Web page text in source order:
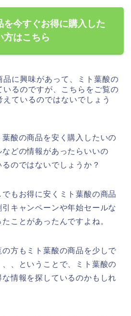
を今すぐお得に購入した
方はこちら
に興味があって、ミト葉酸の
るのですが、こちらをご覧の
ているのではないでしょう
酸の商品を安く購入したいの
どの情報があったらいいの
のではないでしょうか？
もお得に安くミト葉酸の商品
キャンペーンや年始セールな
ことがあったんですよね。
方もミト葉酸の商品を少しで
、ということで、ミト葉酸の
情報を探しているのかもしれ